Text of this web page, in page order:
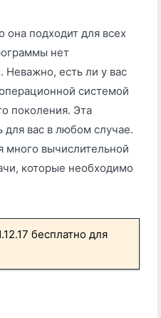
подходит для всех
нет
есть ли у вас
системой
поколения. Эта
для вас в любом случае.
много вычислительной
которые необходимо
бесплатно для